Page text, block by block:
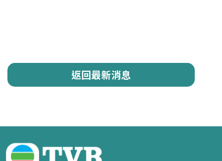
返回最新消息